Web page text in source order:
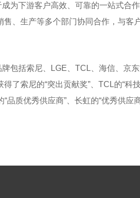
为下游客户高效、可靠的一站式合作
、生产等多个部门协同合作，与客
括索尼、LGE、TCL、海信、京东
索尼的“突出贡献奖”、TCL的“科技
品质优秀供应商”、长虹的“优秀供应商